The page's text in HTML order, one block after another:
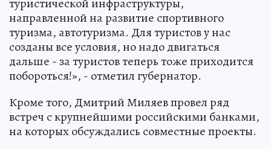
туристической инфраструктуры,
направленной на развитие спортивного
туризма, автотуризма. Для туристов у нас
созданы все условия, но надо двигаться
дальше - за туристов теперь тоже приходится
побороться!», - отметил губернатор.
Кроме того, Дмитрий Миляев провел ряд
встреч с крупнейшими российскими банками,
на которых обсуждались совместные проекты.